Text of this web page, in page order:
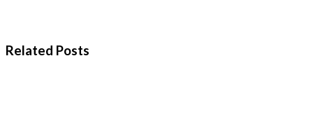
Related Posts